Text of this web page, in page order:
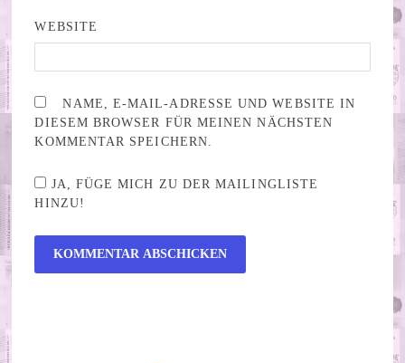
WEBSITE
NAME, E-MAIL-ADRESSE UND WEBSITE IN
DIESEM BROWSER FÜR MEINEN NÄCHSTEN
KOMMENTAR SPEICHERN.
JA, FÜGE MICH ZU DER MAILINGLISTE
HINZU!